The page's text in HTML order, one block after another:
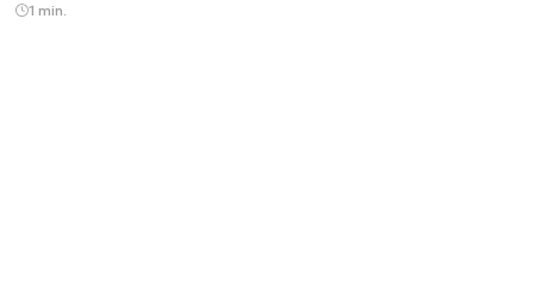
1 min.